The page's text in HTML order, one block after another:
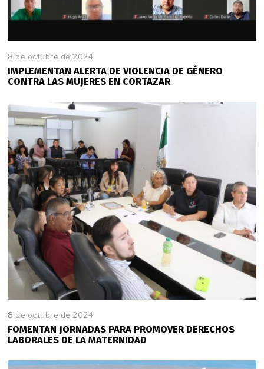
8 de octubre de 2024
IMPLEMENTAN ALERTA DE VIOLENCIA DE GÉNERO
CONTRA LAS MUJERES EN CORTAZAR
8 de octubre de 2024
FOMENTAN JORNADAS PARA PROMOVER DERECHOS
LABORALES DE LA MATERNIDAD